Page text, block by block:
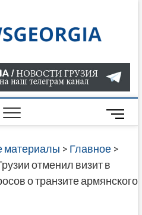
О
В
ГРУЗИИ
САЙТЕ
M
e
n
B
материалы > Главное>
отменил визит в
о транзите армянского